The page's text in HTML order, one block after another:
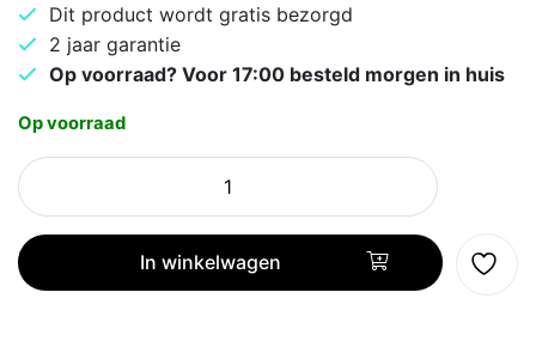
Dit product wordt gratis bezorgd
2 jaar garantie
Op voorraad? Voor 17:00 besteld morgen in huis
Op voorraad
Apple
iPhone
Plus
128GB
In winkelwagen